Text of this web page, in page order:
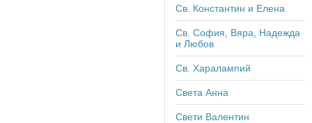
Св. Константин и Елена
Св. София, Вяра, Надежда
и Любов
Св. Харалампий
Света Анна
Свети Валентин